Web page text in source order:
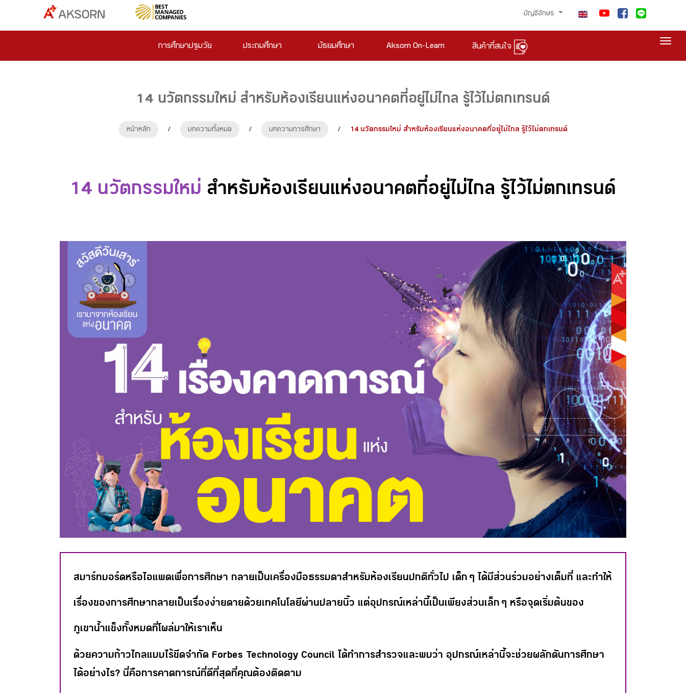
บัญชีอักษร
การศึกษาปฐมวัย ประถมศึกษา มัธยมศึกษา Aksorn On-Learn สินค้าที่สนใจ
14 นวัตกรรมใหม่ สำหรับห้องเรียนแห่งอนาคตที่อยู่ไม่ไกล รู้ไว้ไม่ตกเทรนด์
หน้าหลัก / บทความทั้งหมด / บทความการศึกษา / 14 นวัตกรรมใหม่ สำหรับห้องเรียนแห่งอนาคตที่อยู่ไม่ไกล รู้ไว้ไม่ตกเทรนด์
14 นวัตกรรมใหม่ สำหรับห้องเรียนแห่งอนาคตที่อยู่ไม่ไกล รู้ไว้ไม่ตกเทรนด์
สมาร์ทบอร์ดหรือไอแพดเพื่อการศึกษา กลายเป็นเครื่องมือธรรมดาสำหรับห้องเรียนปกติทั่วไป เด็ก ๆ ได้มีส่วนร่วมอย่างเต็มที่ และทำให้
เรื่องของการศึกษากลายเป็นเรื่องง่ายดายด้วยเทคโนโลยีผ่านปลายนิ้ว แต่อุปกรณ์เหล่านี้เป็นเพียงส่วนเล็ก ๆ หรือจุดเริ่มต้นของ
ภูเขาน้ำแข็งทั้งหมดที่โผล่มาให้เราเห็น
ด้วยความก้าวไกลแบบไร้ขีดจำกัด Forbes Technology Council ได้ทำการสำรวจและพบว่า อุปกรณ์เหล่านี้จะช่วยผลักดันการศึกษา
ได้อย่างไร? นี่คือการคาดการณ์ที่ดีที่สุดที่คุณต้องติดตาม